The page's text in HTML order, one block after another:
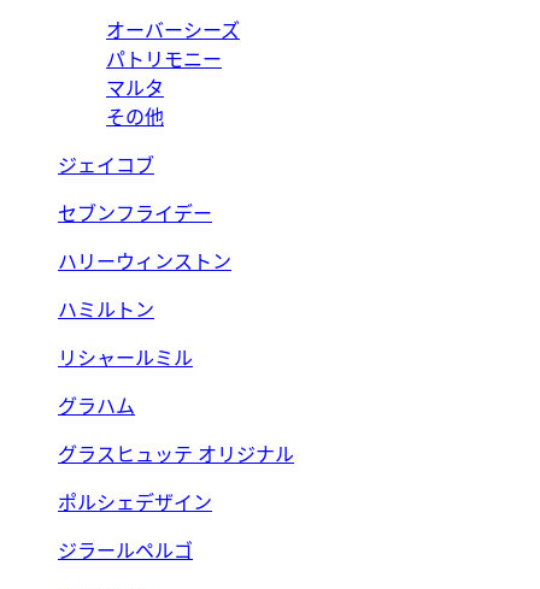
オーバーシーズ
パトリモニー
マルタ
その他
ジェイコブ
セブンフライデー
ハリーウィンストン
ハミルトン
リシャールミル
グラハム
グラスヒュッテ オリジナル
ポルシェデザイン
ジラールペルゴ